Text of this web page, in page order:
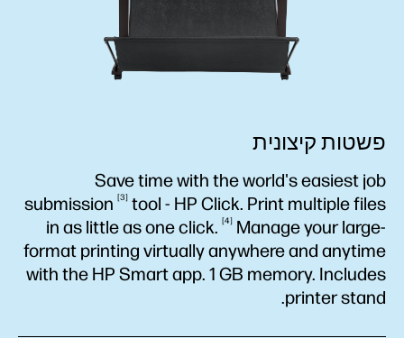
פשטות קיצונית
Save time with the world's easiest job
submission
3
tool - HP Click. Print multiple files
in as little as oneclick. 4
Manage your large-
format printing virtually anywhere and anytime
with the HP Smart app. 1 GB memory. Includes
printer stand.